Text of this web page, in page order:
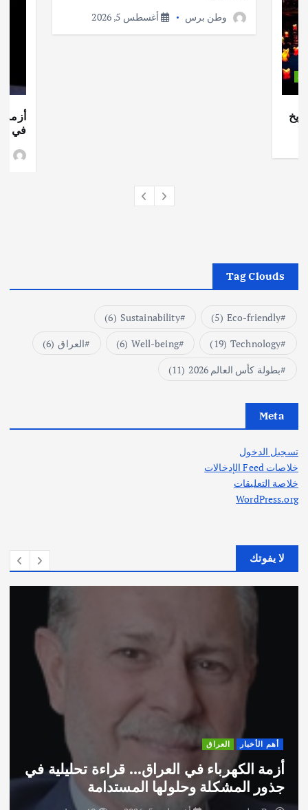
وطن برس أغسطس 5, 2026
أزمة
في
Tag Clouds
Eco-friendly
(5)
Sustainability
(6)
Technology
(19)
Well-being
(6) العراق (6)
بطولة كأس العالم 2026
(11)
Meta
تسجيل الدخول
خلاصات Feed الإدخالات
خلاصة التعليقات
WordPress.org
لا يفوتك
أهم الأخبار ثقافة وفنون
اختتام ورشة السينوغرافيا في مدينة كلباء
الاماراتية